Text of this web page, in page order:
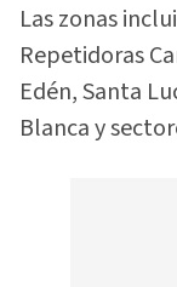
Las zonas
Repetidoras
Edén, Santa
Blanca y